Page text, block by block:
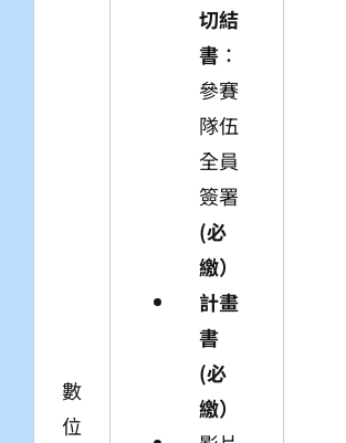
數
位
切結
書 ：
參賽
隊伍
全員
簽署
(必
繳）
計畫
書
(必
繳）